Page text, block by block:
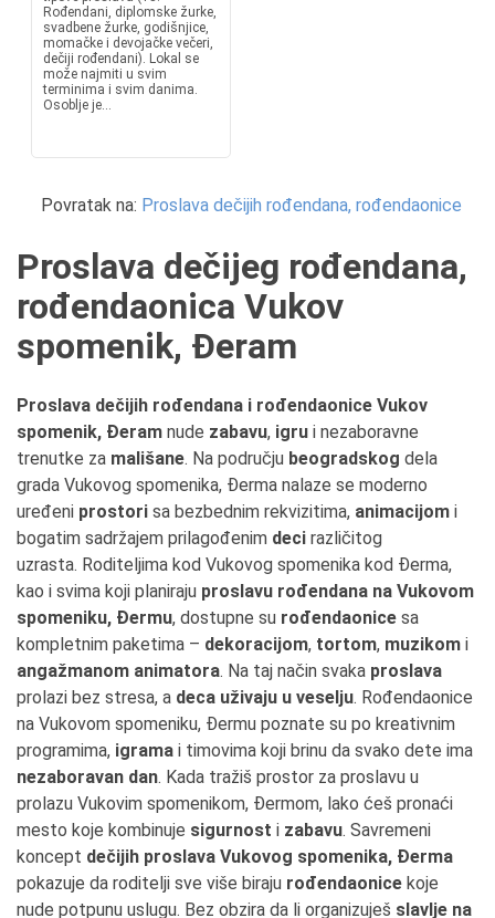
Rođendani, diplomske žurke,
svadbene žurke, godišnjice,
momačke i devojačke večeri,
dečiji rođendani). Lokal se
može najmiti u svim
terminima i svim danima.
Osoblje je...
Povratak na: Proslava dečijih rođendana, rođendaonice
Proslava dečijeg rođendana,
rođendaonica Vukov
spomenik, Đeram
Proslava dečijih rođendana i rođendaonice Vukov
spomenik, Đeram nude zabavu, igru i nezaboravne
trenutke za mališane. Na području beogradskog dela
grada Vukovog spomenika, Đerma nalaze se moderno
uređeni prostori sa bezbednim rekvizitima, animacijom i
bogatim sadržajem prilagođenim deci različitog
uzrasta. Roditeljima kod Vukovog spomenika kod Đerma,
kao i svima koji planiraju proslavu rođendana na Vukovom
spomeniku, Đermu, dostupne su rođendaonice sa
kompletnim paketima – dekoracijom, tortom, muzikom i
angažmanom animatora. Na taj način svaka proslava
prolazi bez stresa, a deca uživaju u veselju. Rođendaonice
na Vukovom spomeniku, Đermu poznate su po kreativnim
programima, igrama i timovima koji brinu da svako dete ima
nezaboravan dan. Kada tražiš prostor za proslavu u
prolazu Vukovim spomenikom, Đermom, lako ćeš pronaći
mesto koje kombinuje sigurnost i zabavu. Savremeni
koncept dečijih proslava Vukovog spomenika, Đerma
pokazuje da roditelji sve više biraju rođendaonice koje
nude potpunu uslugu. Bez obzira da li organizuješ slavlje na